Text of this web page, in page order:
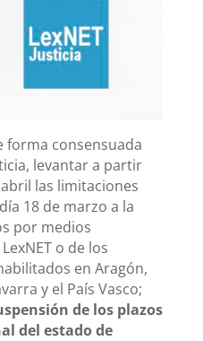
forma consensuada
levantar a partir
las limitaciones
18 de marzo a la
por medios
o de los
en Aragón,
y el País Vasco;
de los plazos
del estado de